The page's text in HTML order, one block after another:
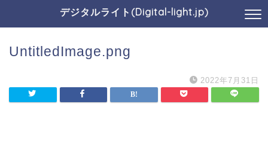
デジタルライト(Digital-light.jp)
UntitledImage.png
2022年7月31日